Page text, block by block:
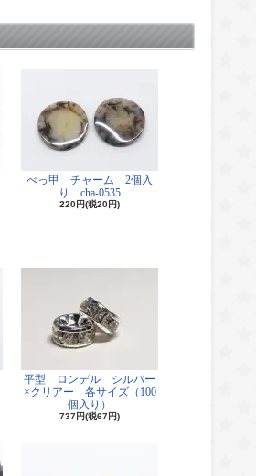
べっ甲 チャーム 2個入
り cha-0535
220円(税20円)
平型 ロンデル シルバー
×クリアー 各サイズ（100
個入り）
737円(税67円)